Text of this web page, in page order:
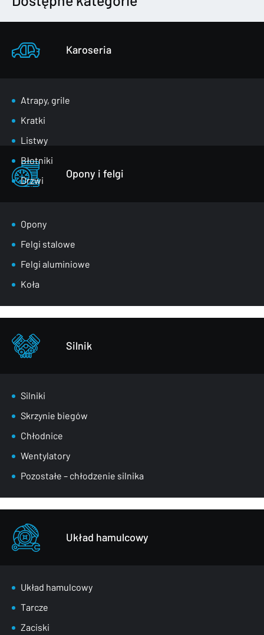
Karoseria
Atrapy, grile
Kratki
Listwy
Błotniki
Drzwi
Lusterka
Maski
Nadkola
Pasy przednie
Zderzaki
Pozostałe – części karoserii
Opony i felgi
Opony
Felgi stalowe
Felgi aluminiowe
Koła
Silnik
Silniki
Skrzynie biegów
Chłodnice
Wentylatory
Pozostałe – chłodzenie silnika
Układ hamulcowy
Układ hamulcowy
Tarcze
Zaciski